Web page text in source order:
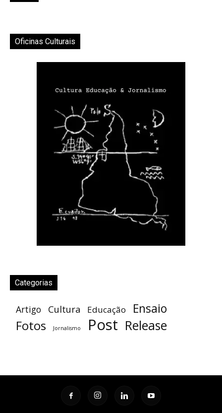
Oficinas Culturais
Categorias
Artigo Cultura Educação Ensaio
Fotos Jornalismo Post Release